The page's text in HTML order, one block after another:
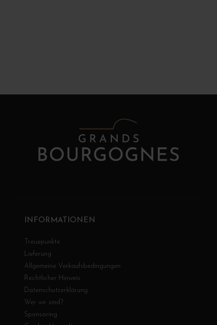
INFORMATIONEN
Treuepunkte
Lieferung
Allgemeine Verkaufsbedingungen
Rechtlicher Hinweis
Datenschutzerklärung
Wer wir sind?
Sponsoring